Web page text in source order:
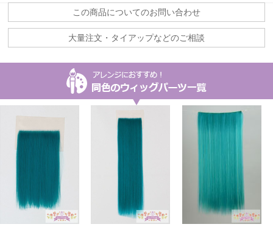
この商品についてのお問い合わせ
大量注文・タイアップなどのご相談